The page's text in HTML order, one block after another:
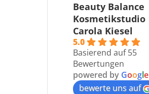
Beauty Balance
Kosmetikstudio
Carola Kiesel
5.0
Basierend auf 55
Bewertungen
powered by Google
bewerte uns auf